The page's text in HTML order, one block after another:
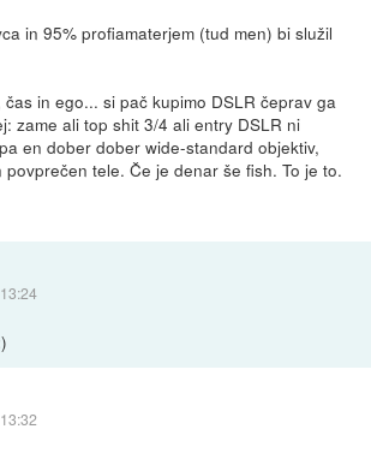
in 95% profiamaterjem (tud men) bi služil
in ego... si pač kupimo DSLR čeprav ga
zame ali top shit 3/4 ali entry DSLR ni
en dober dober wide-standard objektiv,
tele. Če je denar še fish. To je to.